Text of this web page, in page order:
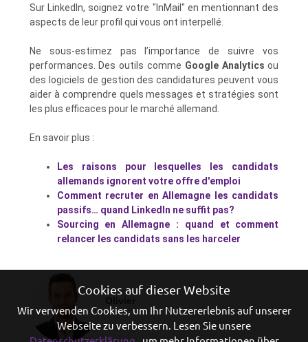
Sur LinkedIn, soignez votre "InMail" en mentionnant des
aspects de leur profil qui vous ont interpellé.
Ne sous-estimez pas l’importance de suivre vos
performances. Des outils comme Google Analytics ou
des logiciels de gestion des candidatures peuvent vous
aider à comprendre quels messages et stratégies sont
les plus efficaces pour le marché allemand.
En savoir plus :
Les raisons pour lesquelles les candidats
allemands ignorent votre offre d'emploi
Comment recruter en Allemagne les candidats
passifs… quand LinkedIn ne suffit pas?
Sourcing en Allemagne : quand et comment
relancer les candidats sans les harceler
Cookies auf dieser Website
Wir verwenden Cookies, um Ihr Nutzererlebnis auf unserer
Webseite zu verbessern. Lesen Sie unsere